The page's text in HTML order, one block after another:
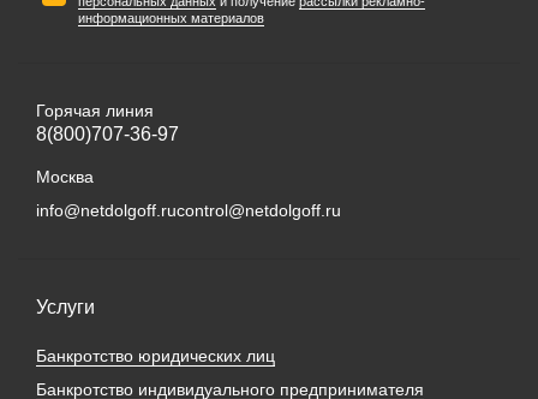
информационных материалов
Услуги
Банкротство юридических лиц
Банкротство индивидуального предпринимателя
Горячая линия
8(800)707-36-97
Москва
info@netdolgoff.rucontrol@netdolgoff.ru